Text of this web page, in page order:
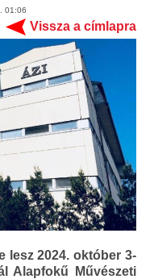
01:06
Vissza a címlapra
lesz 2024. október 3-
Alapfokű Művészeti